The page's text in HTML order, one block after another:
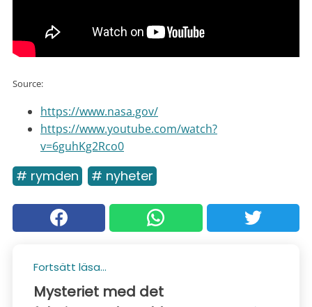
Source:
https://www.nasa.gov/
https://www.youtube.com/watch?
v=6guhKg2Rco0
# rymden # nyheter
Fortsätt läsa...
Mysteriet med det